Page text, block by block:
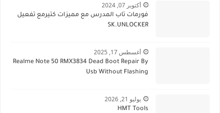
أكتوبر 07, 2024
فورمات تاب المدرس مع مميزات كتيرمع تفعيل
SK.UNLOCKER
أغسطس 17, 2025
Realme Note 50 RMX3834 Dead Boot Repair By
Usb Without Flashing
يوليو 21, 2026
HMT Tools